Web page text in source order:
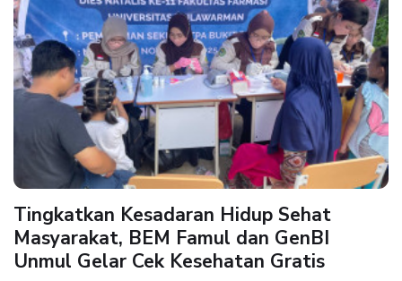
Tingkatkan Kesadaran Hidup Sehat
Masyarakat, BEM Famul dan GenBI
Unmul Gelar Cek Kesehatan Gratis